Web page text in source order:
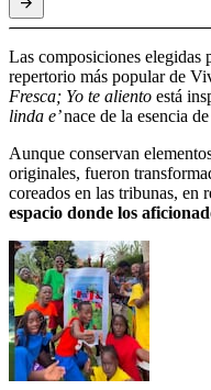
Las composiciones elegidas
repertorio más popular de
Fresca; Yo te aliento está
linda e’nace de la esencia de
Aunque conservan
originales, fueron
coreados en las tribunas, en
espacio donde los